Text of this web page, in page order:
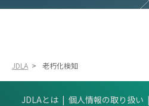
JDLA > 老朽化検知
JDLAとは 個人情報の取り扱い